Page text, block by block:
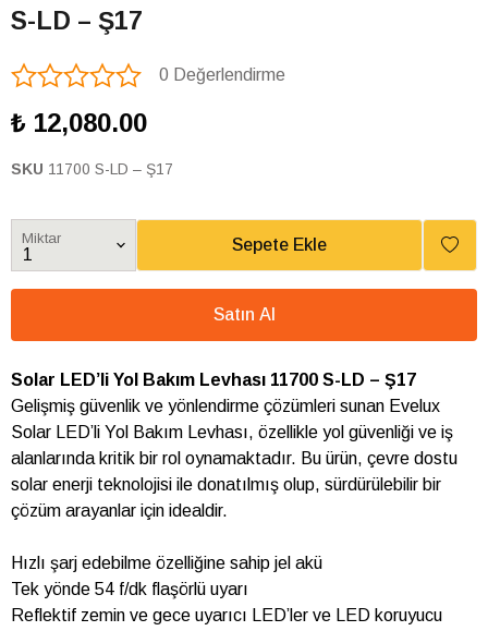
S-LD – Ş17
0 Değerlendirme
₺ 12,080.00
SKU 11700 S-LD – Ş17
Miktar Sepete Ekle
Satın Al
Solar LED’li Yol Bakım Levhası 11700 S-LD – Ş17
Gelişmiş güvenlik ve yönlendirme çözümleri sunan Evelux
Solar LED’li Yol Bakım Levhası, özellikle yol güvenliği ve iş
alanlarında kritik bir rol oynamaktadır. Bu ürün, çevre dostu
solar enerji teknolojisi ile donatılmış olup, sürdürülebilir bir
çözüm arayanlar için idealdir.
Hızlı şarj edebilme özelliğine sahip jel akü
Tek yönde 54 f/dk flaşörlü uyarı
Reflektif zemin ve gece uyarıcı LED’ler ve LED koruyucu